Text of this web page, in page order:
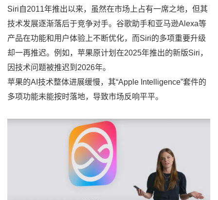
Siri自2011年推出以来，虽然在市场上占有一席之地，但其
技术发展逐渐落后于竞争对手。谷歌助手和亚马逊Alexa等
产品在功能和用户体验上不断优化，而Siri的多项重要升级
却一再推迟。例如，苹果原计划在2025年推出的新版Siri，
因技术问题被推迟到2026年。
苹果的AI技术整体进展缓慢，其“Apple Intelligence”套件的
多项功能未能按时落地，导致市场反响平平。